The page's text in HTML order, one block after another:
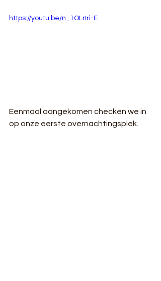
https://youtu.be/n_1OLrIri-E
Eenmaal aangekomen checken we in
op onze eerste overnachtingsplek.